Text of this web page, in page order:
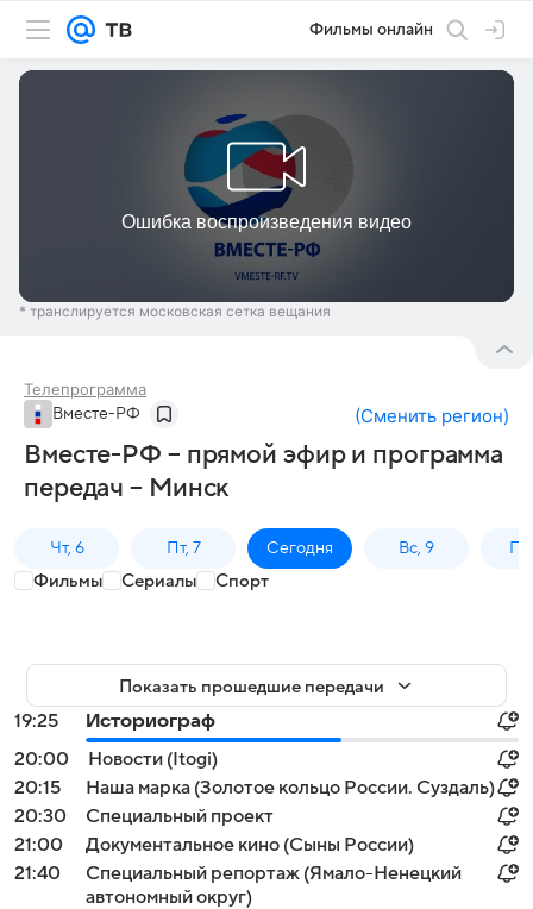
Фильмы онлайн
* транслируется московская сетка вещания
Телепрограмма
Вместе-РФ (Сменить регион)
Вместе-РФ – прямой эфир и программа
передач – Минск
Чт, 6 Пт, 7 Сегодня Вс, 9
Фильмы Сериалы Спорт
Показать прошедшие передачи
19:25
Историограф
20:00
Новости (Itogi)
20:15
Наша марка (Золотое кольцо России. Суздаль)
20:30
Специальный проект
21:00
Документальное кино (Сыны России)
21:40
Специальный репортаж (Ямало-Ненецкий
автономный округ)